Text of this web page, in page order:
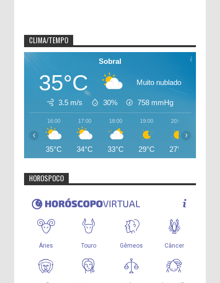
CLIMA/TEMPO
Sobral
35°C Muito nublado
3.5 m/s 30% 758 mmHg
16:00
35°C
17:00
34°C
18:00
33°C
19:00
29°C
20:00
27°C
‹ ›
HOROSPOCO